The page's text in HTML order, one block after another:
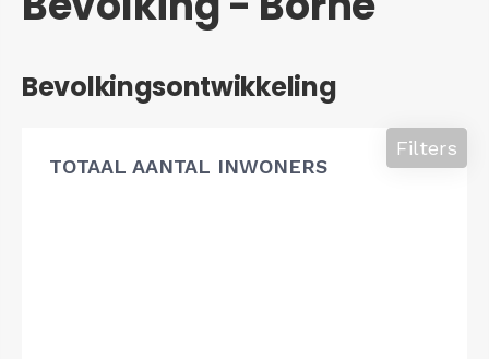
Bevolkingsontwikkeling
TOTAAL AANTAL INWONERS
Filters